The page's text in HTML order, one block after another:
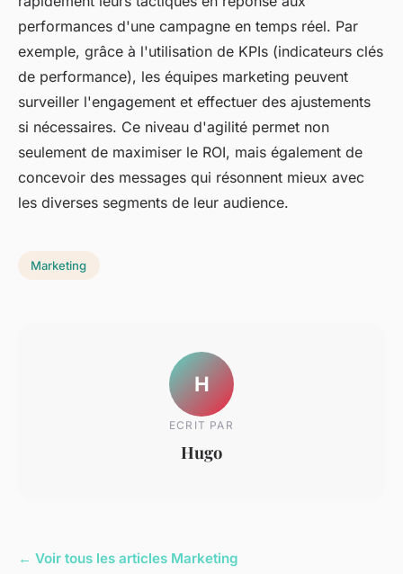
performances d'une campagne en temps réel. Par
exemple, grâce à l'utilisation de KPIs (indicateurs clés
de performance), les équipes marketing peuvent
surveiller l'engagement et effectuer des ajustements
si nécessaires. Ce niveau d'agilité permet non
seulement de maximiser le ROI, mais également de
concevoir des messages qui résonnent mieux avec
les diverses segments de leur audience.
Marketing
H
ECRIT PAR
Hugo
← Voir tous les articles Marketing